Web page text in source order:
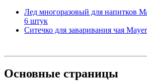
Лед многоразовый для напитков
6 штук
Ситечко для заваривания чая
Основные страницы